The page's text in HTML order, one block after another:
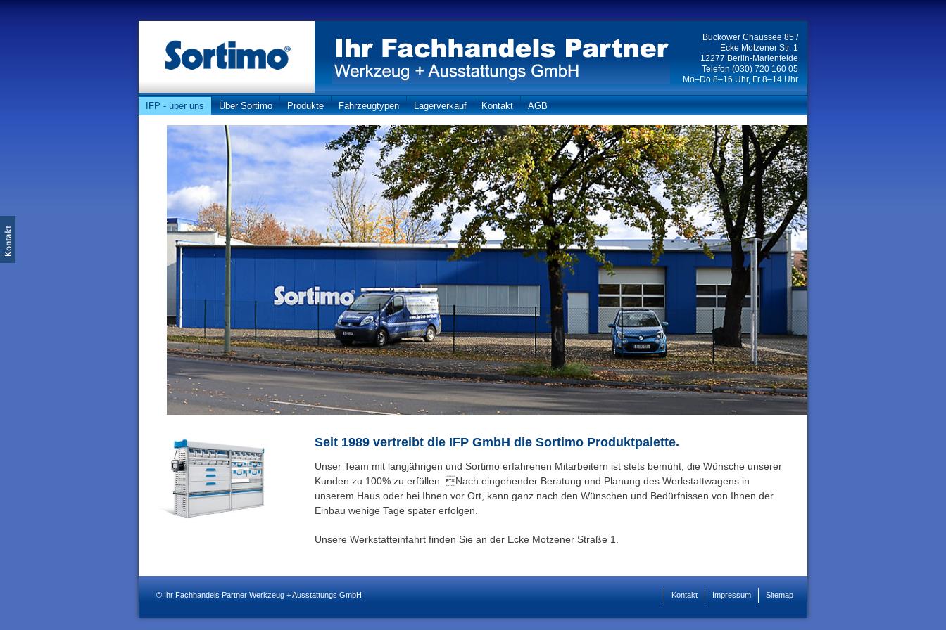
Buckower Chaussee 85 /
Ecke Motzener Str. 1
12277 Berlin-Marienfelde
Telefon (030) 720 160 05
Mo–Do 8–16 Uhr, Fr 8–14 Uhr
Navigation überspringen
IFP - über uns Über Sortimo Produkte Fahrzeugtypen Lagerverkauf Kontakt AGB
Seit 1989 vertreibt die IFP GmbH die Sortimo Produktpalette.
Unser Team mit langjährigen und Sortimo erfahrenen Mitarbeitern ist stets bemüht, die Wünsche unserer
Kunden zu 100% zu erfüllen. Nach eingehender Beratung und Planung des Werkstattwagens in
unserem Haus oder bei Ihnen vor Ort, kann ganz nach den Wünschen und Bedürfnissen von Ihnen der
Einbau wenige Tage später erfolgen.
Unsere Werkstatteinfahrt finden Sie an der Ecke Motzener Straße 1.
Kontakt Impressum Sitemap
© Ihr Fachhandels Partner Werkzeug + Ausstattungs GmbH